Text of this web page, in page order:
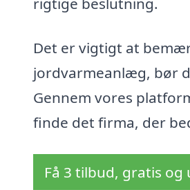
Det er vigtigt at
jordvarmeanlæg, bør
Gennem vores
finde det firma, der
Få 3 tilbud, gratis